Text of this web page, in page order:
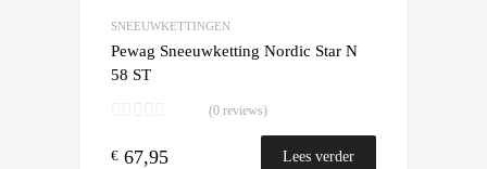
SNEEUWKETTINGEN
Pewag Sneeuwketting Nordic Star N
58 ST
(0 reviews)
€ 67,95 Lees verder